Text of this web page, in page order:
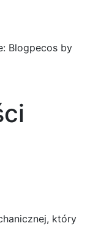
Blogpecos by
który